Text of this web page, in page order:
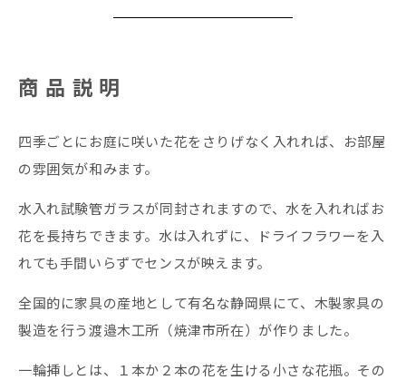
商品説明
四季ごとにお庭に咲いた花をさりげなく入れれば、お部屋
の雰囲気が和みます。
水入れ試験管ガラスが同封されますので、水を入れればお
花を長持ちできます。水は入れずに、ドライフラワーを入
れても手間いらずでセンスが映えます。
全国的に家具の産地として有名な静岡県にて、木製家具の
製造を行う渡邉木工所（焼津市所在）が作りました。
一輪挿しとは、１本か２本の花を生ける小さな花瓶。その